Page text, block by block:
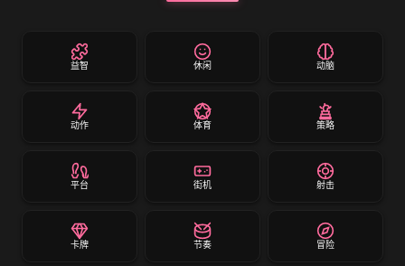
益智 休闲 动脑
动作 体育 策略
平台 街机 射击
卡牌 节奏 冒险